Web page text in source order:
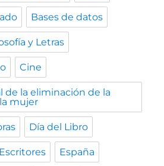
Bases de datos
y Letras
Cine
de la eliminación de la
mujer
Día del Libro
Escritores España